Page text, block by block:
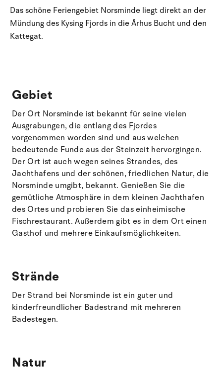
Das schöne Feriengebiet Norsminde liegt direkt an der
Mündung des Kysing Fjords in die Århus Bucht und den
Kattegat.
Gebiet
Der Ort Norsminde ist bekannt für seine vielen
Ausgrabungen, die entlang des Fjordes
vorgenommen worden sind und aus welchen
bedeutende Funde aus der Steinzeit hervorgingen.
Der Ort ist auch wegen seines Strandes, des
Jachthafens und der schönen, friedlichen Natur, die
Norsminde umgibt, bekannt. Genießen Sie die
gemütliche Atmosphäre in dem kleinen Jachthafen
des Ortes und probieren Sie das einheimische
Fischrestaurant. Außerdem gibt es in dem Ort einen
Gasthof und mehrere Einkaufsmöglichkeiten.
Strände
Der Strand bei Norsminde ist ein guter und
kinderfreundlicher Badestrand mit mehreren
Badestegen.
Natur